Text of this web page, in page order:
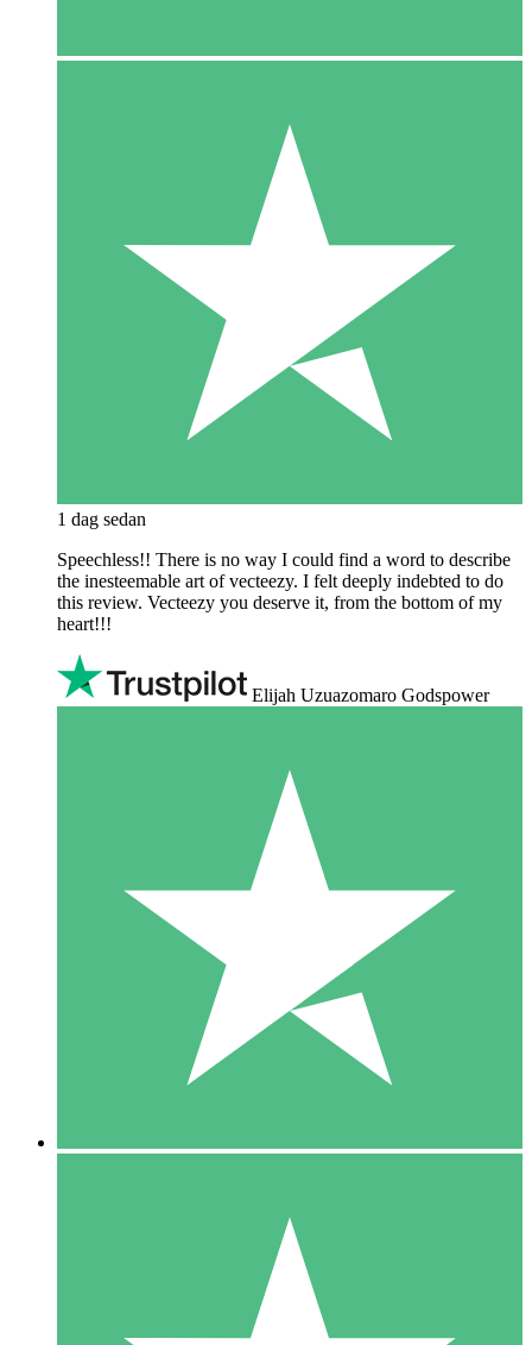
1 dag sedan
Speechless!! There is no way I could find a word to describe
the inesteemable art of vecteezy. I felt deeply indebted to do
this review. Vecteezy you deserve it, from the bottom of my
heart!!!
Elijah Uzuazomaro Godspower